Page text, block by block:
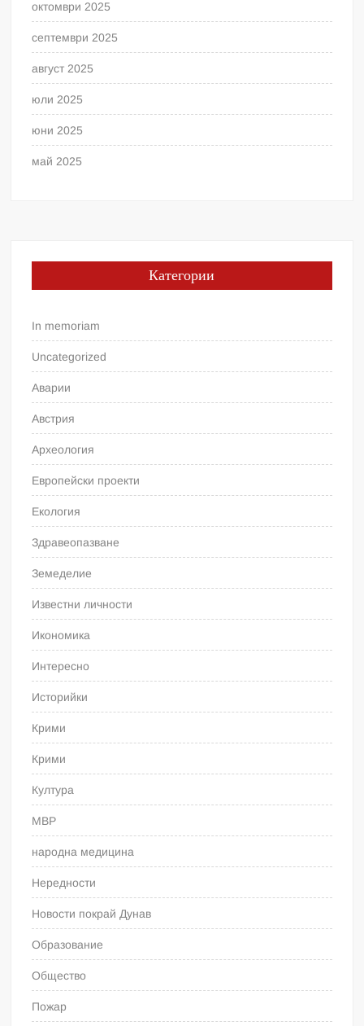
октомври 2025
септември 2025
август 2025
юли 2025
юни 2025
май 2025
Категории
In memoriam
Uncategorized
Аварии
Австрия
Археология
Европейски проекти
Екология
Здравеопазване
Земеделие
Известни личности
Икономика
Интересно
Историйки
Крими
Крими
Култура
МВР
народна медицина
Нередности
Новости покрай Дунав
Образование
Общество
Пожар